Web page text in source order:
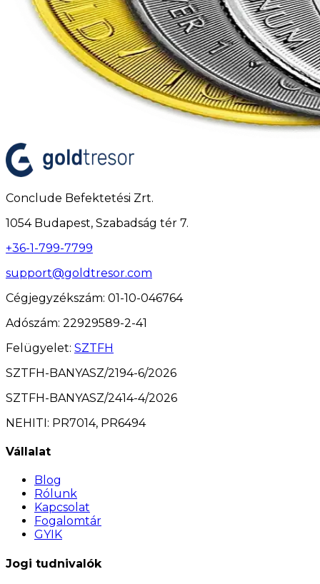
Conclude Befektetési Zrt.
1054 Budapest, Szabadság tér 7.
+36-1-799-7799
support@goldtresor.com
Cégjegyzékszám: 01-10-046764
Adószám: 22929589-2-41
Felügyelet: SZTFH
SZTFH-BANYASZ/2194-6/2026
SZTFH-BANYASZ/2414-4/2026
NEHITI: PR7014, PR6494
Vállalat
Blog
Rólunk
Kapcsolat
Fogalomtár
GYIK
Jogi tudnivalók